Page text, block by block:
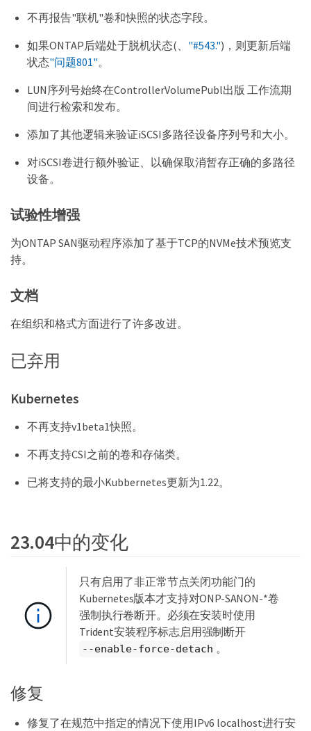
不再报告"联机"卷和快照的状态字段。
如果ONTAP后端处于脱机状态(、 "#543.")，则更新后端
状态"问题801"。
LUN序列号始终在ControllerVolumePubl出版 工作流期
间进行检索和发布。
添加了其他逻辑来验证iSCSI多路径设备序列号和大小。
对iSCSI卷进行额外验证、以确保取消暂存正确的多路径
设备。
试验性增强
为ONTAP SAN驱动程序添加了基于TCP的NVMe技术预览支
持。
文档
在组织和格式方面进行了许多改进。
已弃用
Kubernetes
不再支持v1beta1快照。
不再支持CSI之前的卷和存储类。
已将支持的最小Kubbernetes更新为1.22。
23.04中的变化
只有启用了非正常节点关闭功能门的
Kubernetes版本才支持对ONP-SANON-*卷
强制执行卷断开。必须在安装时使用
Trident安装程序标志启用强制断开
--enable-force-detach 。
修复
修复了在规范中指定的情况下使用IPv6 localhost进行安